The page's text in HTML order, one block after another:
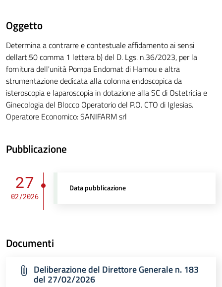
Oggetto
Determina a contrarre e contestuale affidamento ai sensi
dellart.50 comma 1 lettera b) del D. Lgs. n.36/2023, per la
fornitura dell'unità Pompa Endomat di Hamou e altra
strumentazione dedicata alla colonna endoscopica da
isteroscopia e laparoscopia in dotazione alla SC di Ostetricia e
Ginecologia del Blocco Operatorio del P.O. CTO di Iglesias.
Operatore Economico: SANIFARM srl
Pubblicazione
27
02/2026
Data pubblicazione
Documenti
Deliberazione del Direttore Generale n. 183
del 27/02/2026